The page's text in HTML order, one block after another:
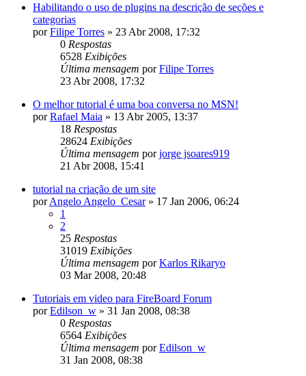
Habilitando o uso de plugins na descrição de seções e
categorias
porFilipe Torres » 23 Abr 2008, 17:32
0 Respostas
6528 Exibições
Última mensagem porFilipe Torres
23 Abr 2008, 17:32
O melhor tutorial é uma boa conversa no MSN!
porRafael Maia » 13 Abr 2005, 13:37
18 Respostas
28624 Exibições
Última mensagem porjorge jsoares919
21 Abr 2008, 15:41
tutorial na criação de um site
porAngelo Angelo_Cesar» 17 Jan 2006, 06:24
1
2
25 Respostas
31019 Exibições
Última mensagem porKarlos Rikaryo
03 Mar 2008, 20:48
Tutoriais em video para FireBoard Forum
porEdilson_w » 31 Jan 2008, 08:38
0 Respostas
6564 Exibições
Última mensagem porEdilson_w
31 Jan 2008, 08:38